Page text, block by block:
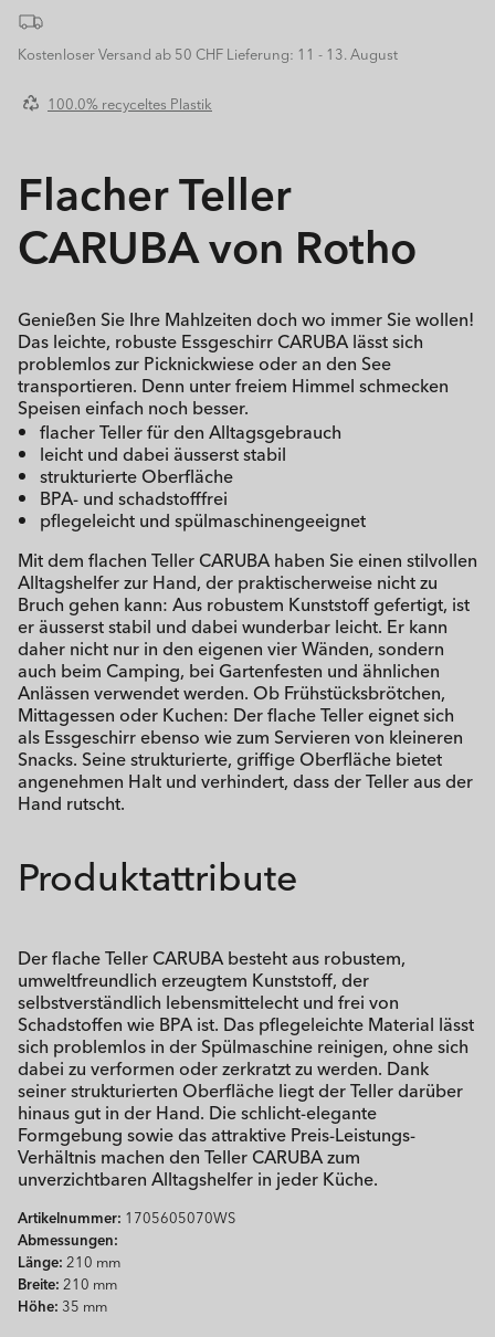
CARUBA
CARUBA
Kostenloser Versand ab 50 CHF Lieferung: 11 - 13. August
100.0% recyceltes Plastik
Flacher Teller
CARUBA von Rotho
Genießen Sie Ihre Mahlzeiten doch wo immer Sie wollen!
Das leichte, robuste Essgeschirr CARUBA lässt sich
problemlos zur Picknickwiese oder an den See
transportieren. Denn unter freiem Himmel schmecken
Speisen einfach noch besser.
flacher Teller für den Alltagsgebrauch
leicht und dabei äusserst stabil
strukturierte Oberfläche
BPA- und schadstofffrei
pflegeleicht und spülmaschinengeeignet
Mit dem flachen Teller CARUBA haben Sie einen stilvollen
Alltagshelfer zur Hand, der praktischerweise nicht zu
Bruch gehen kann: Aus robustem Kunststoff gefertigt, ist
er äusserst stabil und dabei wunderbar leicht. Er kann
daher nicht nur in den eigenen vier Wänden, sondern
auch beim Camping, bei Gartenfesten und ähnlichen
Anlässen verwendet werden. Ob Frühstücksbrötchen,
Mittagessen oder Kuchen: Der flache Teller eignet sich
als Essgeschirr ebenso wie zum Servieren von kleineren
Snacks. Seine strukturierte, griffige Oberfläche bietet
angenehmen Halt und verhindert, dass der Teller aus der
Hand rutscht.
Produktattribute
Der flache Teller CARUBA besteht aus robustem,
umweltfreundlich erzeugtem Kunststoff, der
selbstverständlich lebensmittelecht und frei von
Schadstoffen wie BPA ist. Das pflegeleichte Material lässt
sich problemlos in der Spülmaschine reinigen, ohne sich
dabei zu verformen oder zerkratzt zu werden. Dank
seiner strukturierten Oberfläche liegt der Teller darüber
hinaus gut in der Hand. Die schlicht-elegante
Formgebung sowie das attraktive Preis-Leistungs-
Verhältnis machen den Teller CARUBA zum
unverzichtbaren Alltagshelfer in jeder Küche.
Artikelnummer: 1705605070WS
Abmessungen:
Länge: 210 mm
Breite: 210 mm
Höhe: 35 mm